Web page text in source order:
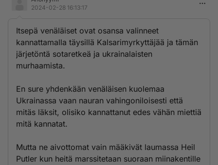
2024-02-28 16:13:17
Itsepä venäläiset ovat osansa valinneet
kannattamalla täysillä Kalsarimyrkyttäjää ja tämän
järjetöntä sotaretkeä ja ukrainalaisten
murhaamista.
En sure yhdenkään venäläisen kuolemaa
Ukrainassa vaan nauran vahingoniloisesti että
mitäs läksit, olisiko kannattanut edes vähän miettiä
mitä kannatat.
Mutta ne aivottomat vain määkivät laumassa Heil
Putler kun heitä marssitetaan suoraan miinakentille